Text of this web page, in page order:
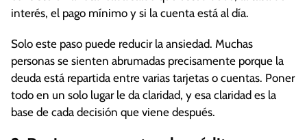
interés, el pago mínimo y si la cuenta está al día.
Solo este paso puede reducir la ansiedad. Muchas
personas se sienten abrumadas precisamente porque la
deuda está repartida entre varias tarjetas o cuentas. Poner
todo en un solo lugar le da claridad, y esa claridad es la
base de cada decisión que viene después.